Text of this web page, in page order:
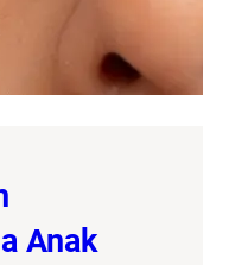
Anak